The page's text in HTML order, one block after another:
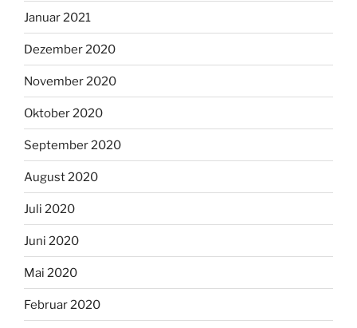
Januar 2021
Dezember 2020
November 2020
Oktober 2020
September 2020
August 2020
Juli 2020
Juni 2020
Mai 2020
Februar 2020